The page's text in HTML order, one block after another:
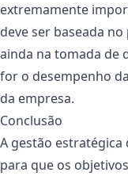
extremamente
deve ser baseada
ainda na tomada de
for o desempenho
da empresa.
Conclusão
A gestão estratégica
para que os